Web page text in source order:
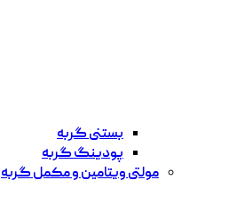
بستنی گربه
پودینگ گربه
مولتی ویتامین و مکمل گربه